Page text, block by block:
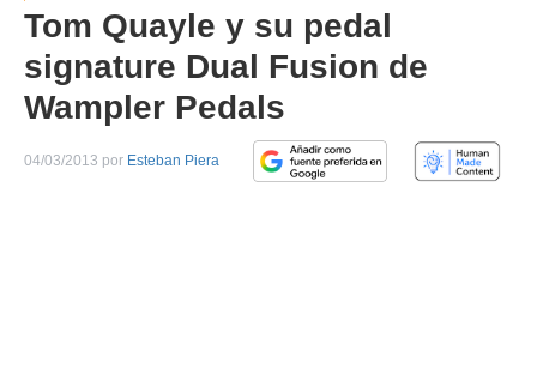
Tom Quayle y su pedal
signature Dual Fusion de
Wampler Pedals
04/03/2013 por Esteban Piera